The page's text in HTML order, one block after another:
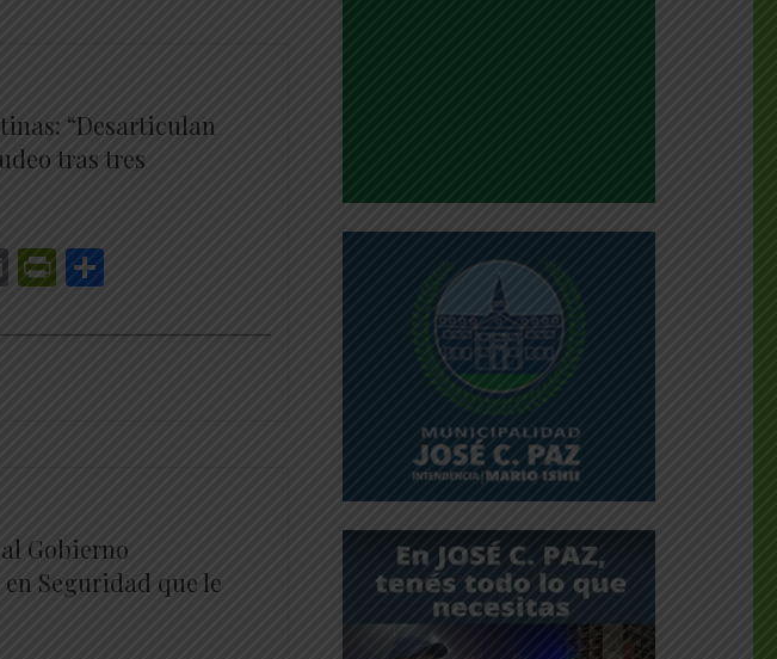
“Desarticulan
tras tres
EmailPrintFriendly
Gobierno
Seguridad que le